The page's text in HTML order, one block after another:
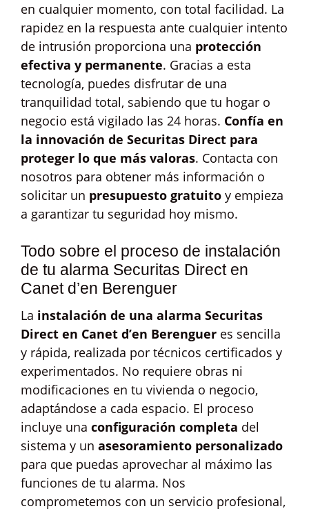
en cualquier momento, con total facilidad. La
rapidez en la respuesta ante cualquier intento
de intrusión proporciona una protección
efectiva y permanente. Gracias a esta
tecnología, puedes disfrutar de una
tranquilidad total, sabiendo que tu hogar o
negocio está vigilado las 24 horas. Confía en
la innovación de Securitas Direct para
proteger lo que más valoras. Contacta con
nosotros para obtener más información o
solicitar un presupuesto gratuito y empieza
a garantizar tu seguridad hoy mismo.
Todo sobre el proceso de instalación
de tu alarma Securitas Direct en
Canet d’en Berenguer
La instalación de una alarma Securitas
Direct en Canet d’en Berenguer es sencilla
y rápida, realizada por técnicos certificados y
experimentados. No requiere obras ni
modificaciones en tu vivienda o negocio,
adaptándose a cada espacio. El proceso
incluye una configuración completa del
sistema y un asesoramiento personalizado
para que puedas aprovechar al máximo las
funciones de tu alarma. Nos
comprometemos con un servicio profesional,